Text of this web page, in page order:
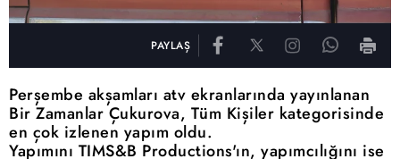
PAYLAŞ
Perşembe akşamları atv ekranlarında yayınlanan
Bir Zamanlar Çukurova, Tüm Kişiler kategorisinde
en çok izlenen yapım oldu.
Yapımını TIMS&B Productions'ın, yapımcılığını ise